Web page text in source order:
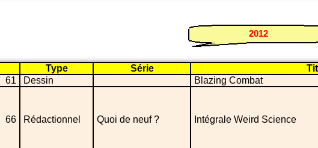
2012
Type Série
61
Dessin Blazing Combat
66 Rédactionnel Quoi de neuf ? Intégrale Weird Science